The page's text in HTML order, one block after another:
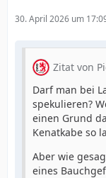
30. April 2026 um
Zitat von
Darf man bei
spekulieren?
einen Grund
Kenatkabe so
Aber wie
eines